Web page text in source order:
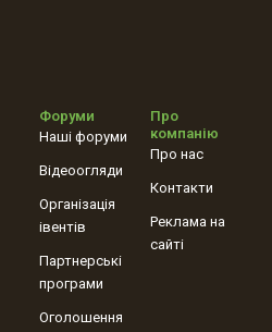
Форуми
Наші форуми
Відеоогляди
Організація
івентів
Партнерські
програми
Оголошення
Про
компанію
Про нас
Контакти
Реклама на
сайті